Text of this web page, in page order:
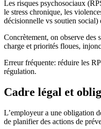
Les risques psychosociaux
le stress chronique, les
décisionnelle vs soutien social)
Concrètement, on observe des
charge et priorités floues,
Erreur fréquente: réduire les
régulation.
Cadre légal et
L’employeur a une obligation
de planifier des actions de